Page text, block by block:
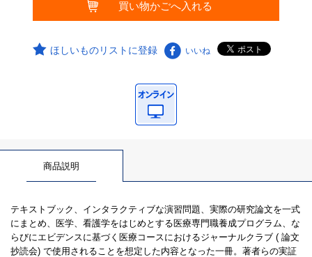
ほしいものリストに登録 いいね
商品説明
テキストブック、インタラクティブな演習問題、実際の研究論文を一式
にまとめ、医学、看護学をはじめとする医療専門職養成プログラム、な
らびにエビデンスに基づく医療コースにおけるジャーナルクラブ ( 論文
抄読会) で使用されることを想定した内容となった一冊。著者らの実証